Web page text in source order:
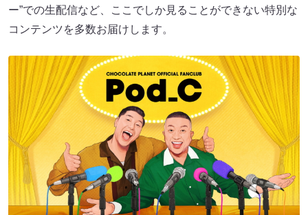
ー”での生配信など、ここでしか見ることができない特別な
コンテンツを多数お届けします。